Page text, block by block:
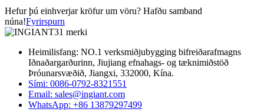
Hefur þú einhverjar kröfur um vöru? Hafðu samband
núna!Fyrirspurn
Heimilisfang: NO.1 verksmiðjubygging bifreiðarafmagns
Iðnaðargarðurinn, Jiujiang efnahags- og tæknimiðstöð
Þróunarsvæðið, Jiangxi, 332000, Kína.
Sími: 0086-0792-8321551
Email: sales@ingiant.com
WhatsApp: +86 13879297499